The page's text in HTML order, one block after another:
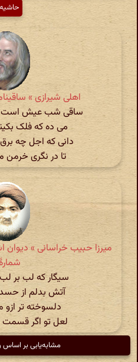
اهلی شیرازی »
ساقی شب عیش است
می ده که فلک
دانی که اجل چه
تا در نگری
میرزا حبیب خراسانی »
سیگار که لب بر
آتش بدلم از
دلسوخته تر
لعل تو اگر
مشابه‌یابی بر اساس